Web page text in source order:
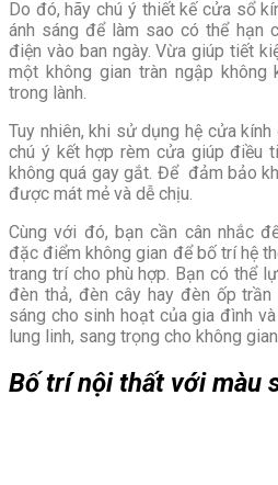
Do đó, hãy chú ý thiết kế cửa sổ
ánh sáng để làm sao có thể hạn
điện vào ban ngày. Vừa giúp tiết
một không gian tràn ngập không
trong lành.
Tuy nhiên, khi sử dụng hệ cửa
chú ý kết hợp rèm cửa giúp điều
không quá gay gắt. Để đảm bảo
được mát mẻ và dễ chịu.
Cùng với đó, bạn cần cân nhắc
đặc điểm không gian để bố trí hệ
trang trí cho phù hợp. Bạn có thể
đèn thả, đèn cây hay đèn ốp trần
sáng cho sinh hoạt của gia đình
lung linh, sang trọng cho không
Bố trí nội thất với màu